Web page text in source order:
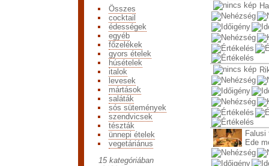
Összes
cocktail
édességek
egyéb
főzelékek
gyors ételek
húsételek
italok
levesek
mártások
saláták
sós sütemények
szendvicsek
tészták
ünnepi ételek
vegetáriánus
15 kategóriában
Falusi
Ede